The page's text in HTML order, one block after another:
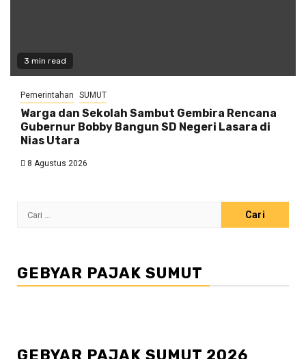
3 min read
Pemerintahan SUMUT
Warga dan Sekolah Sambut Gembira Rencana
Gubernur Bobby Bangun SD Negeri Lasara di
Nias Utara
8 Agustus 2026
Cari
GEBYAR PAJAK SUMUT
GEBYAR PAJAK SUMUT 2026